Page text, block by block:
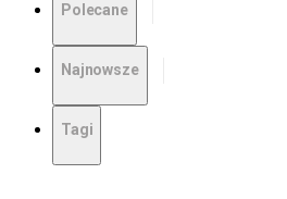
Polecane
Najnowsze
Tagi